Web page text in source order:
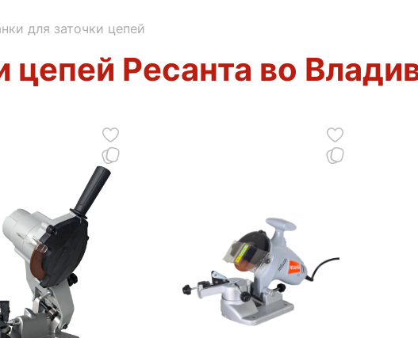
для заточки цепей
цепей Ресанта во